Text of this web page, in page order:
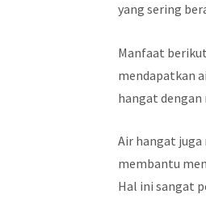
yang sering
Manfaat
mendapatkan
hangat
Air hangat
membantu
Hal ini sangat